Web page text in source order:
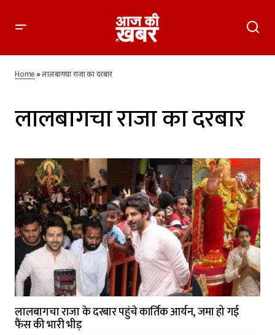
Home»लालबागचा राजा का दरबार
लालबागचा राजा का दरबार
लालबागचा राजा के दरबार पहुंचे कार्तिक आर्यन, जमा हो गई
फैंस की भारी भीड़